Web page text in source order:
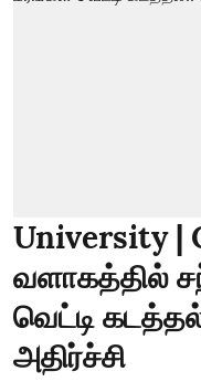
University |
வளாகத்தில்
வெட்டி
அதிர்ச்சி